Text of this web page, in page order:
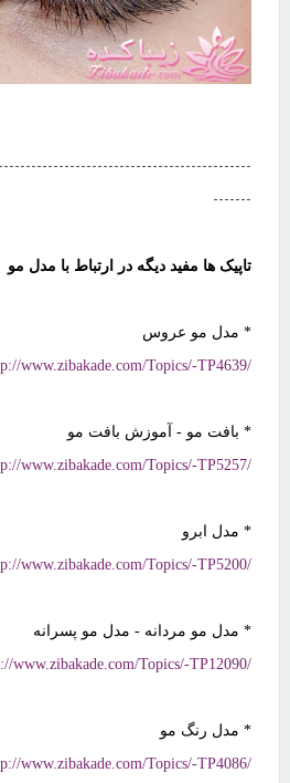
-------
تاپیک ها مفید دیگه در ارتباط با مدل مو
* مدل مو عروس
www.zibakade.com/Topics/-TP4639/
* بافت مو - آموزش بافت مو
www.zibakade.com/Topics/-TP5257/
* مدل ابرو
www.zibakade.com/Topics/-TP5200/
* مدل مو مردانه - مدل مو پسرانه
www.zibakade.com/Topics/-TP12090/
* مدل رنگ مو
www.zibakade.com/Topics/-TP4086/